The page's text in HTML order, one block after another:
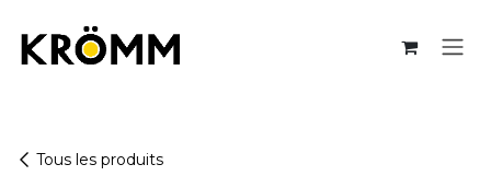
Tous les produits